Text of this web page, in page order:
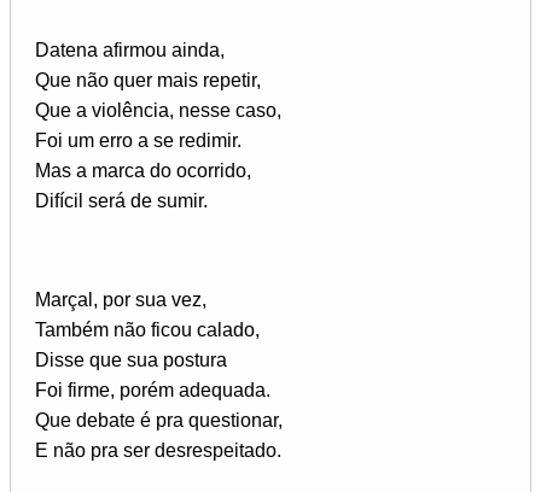
Datena afirmou ainda,
Que não quer mais repetir,
Que a violência, nesse caso,
Foi um erro a se redimir.
Mas a marca do ocorrido,
Difícil será de sumir.
Marçal, por sua vez,
Também não ficou calado,
Disse que sua postura
Foi firme, porém adequada.
Que debate é pra questionar,
E não pra ser desrespeitado.